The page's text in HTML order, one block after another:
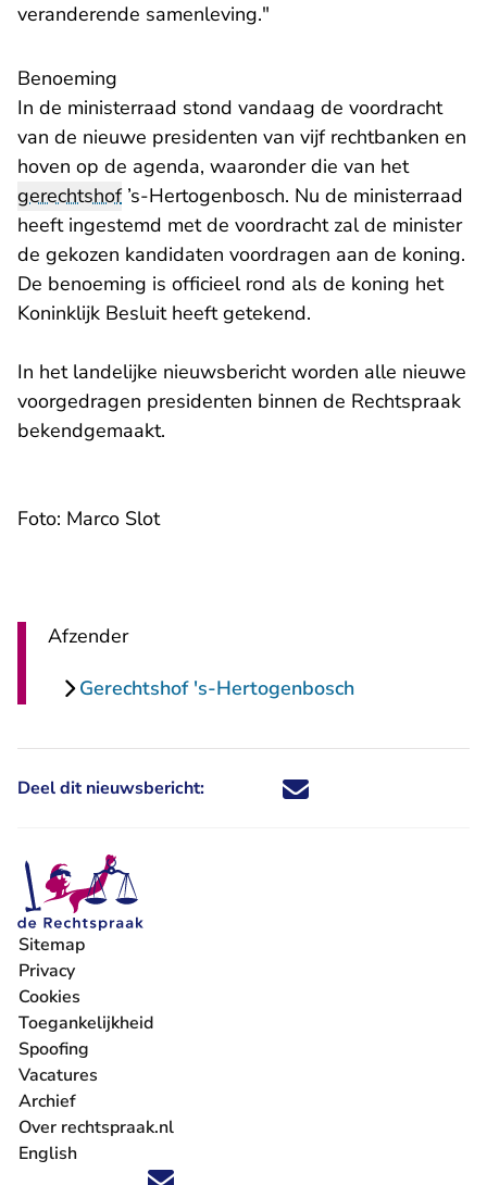
veranderende samenleving."
Benoeming
In de ministerraad stond vandaag de voordracht
van de nieuwe presidenten van vijf rechtbanken en
hoven op de agenda, waaronder die van het
gerechtshof’s-Hertogenbosch. Nu de ministerraad
heeft ingestemd met de voordracht zal de minister
de gekozen kandidaten voordragen aan de koning.
De benoeming is officieel rond als de koning het
Koninklijk Besluit heeft getekend.
In het landelijke nieuwsbericht worden alle nieuwe
voorgedragen presidenten binnen de Rechtspraak
bekendgemaakt.
Foto: Marco Slot
Afzender
Gerechtshof 's-Hertogenbosch
Deel dit nieuwsbericht: Deel dit nieuwsbericht via X -
Deel dit nieuwsbericht via
Deel dit nieuwsbericht
Deel dit
Volg ons op X (Twitter) - U verlaat Rechtspraak.nl
Volg ons op Facebook - U verlaat Rechtspraak.nl
Volg ons op Instagram - U verlaat Rechtspraak.nl
Volg ons op Youtube - U verlaat Rechtspraak.nl
Volg ons op LinkedIn - U verlaat
'Blijf op de hoogte' nieuwsbrief - U verlaat
Sitemap
Privacy
Cookies
Toegankelijkheid
Spoofing
Vacatures
- U verlaat Rechtspraak.nl
Archief
Over rechtspraak.nl
English